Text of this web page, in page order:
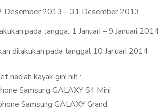
Desember 2013 – 31 Desember 2013
pada tanggal 1 Januari – 9 Januari 2014
dilakukan pada tanggal 10 Januari 2014
hadiah kayak gini nih :
Samsung GALAXY S4 Mini
Samsung GALAXY Grand